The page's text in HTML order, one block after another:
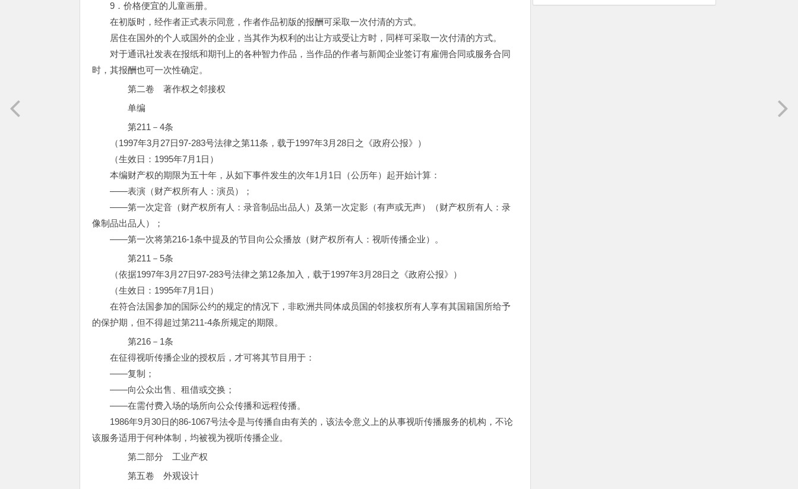
9．价格便宜的儿童画册。
在初版时，经作者正式表示同意，作者作品初版的报酬可采取一次付清的方式。
居住在国外的个人或国外的企业，当其作为权利的出让方或受让方时，同样可采取一次付清的方式。
对于通讯社发表在报纸和期刊上的各种智力作品，当作品的作者与新闻企业签订有雇佣合同或服务合同
时，其报酬也可一次性确定。
第二卷 著作权之邻接权
单编
第211－4条
（1997年3月27日97-283号法律之第11条，载于1997年3月28日之《政府公报》）
（生效日：1995年7月1日）
本编财产权的期限为五十年，从如下事件发生的次年1月1日（公历年）起开始计算：
——表演（财产权所有人：演员）；
——第一次定音（财产权所有人：录音制品出品人）及第一次定影（有声或无声）（财产权所有人：录
像制品出品人）；
——第一次将第216-1条中提及的节目向公众播放（财产权所有人：视听传播企业）。
第211－5条
（依据1997年3月27日97-283号法律之第12条加入，载于1997年3月28日之《政府公报》）
（生效日：1995年7月1日）
在符合法国参加的国际公约的规定的情况下，非欧洲共同体成员国的邻接权所有人享有其国籍国所给予
的保护期，但不得超过第211-4条所规定的期限。
第216－1条
在征得视听传播企业的授权后，才可将其节目用于：
——复制；
——向公众出售、租借或交换；
——在需付费入场的场所向公众传播和远程传播。
1986年9月30日的86-1067号法令是与传播自由有关的，该法令意义上的从事视听传播服务的机构，不论
该服务适用于何种体制，均被视为视听传播企业。
第二部分 工业产权
第五卷 外观设计